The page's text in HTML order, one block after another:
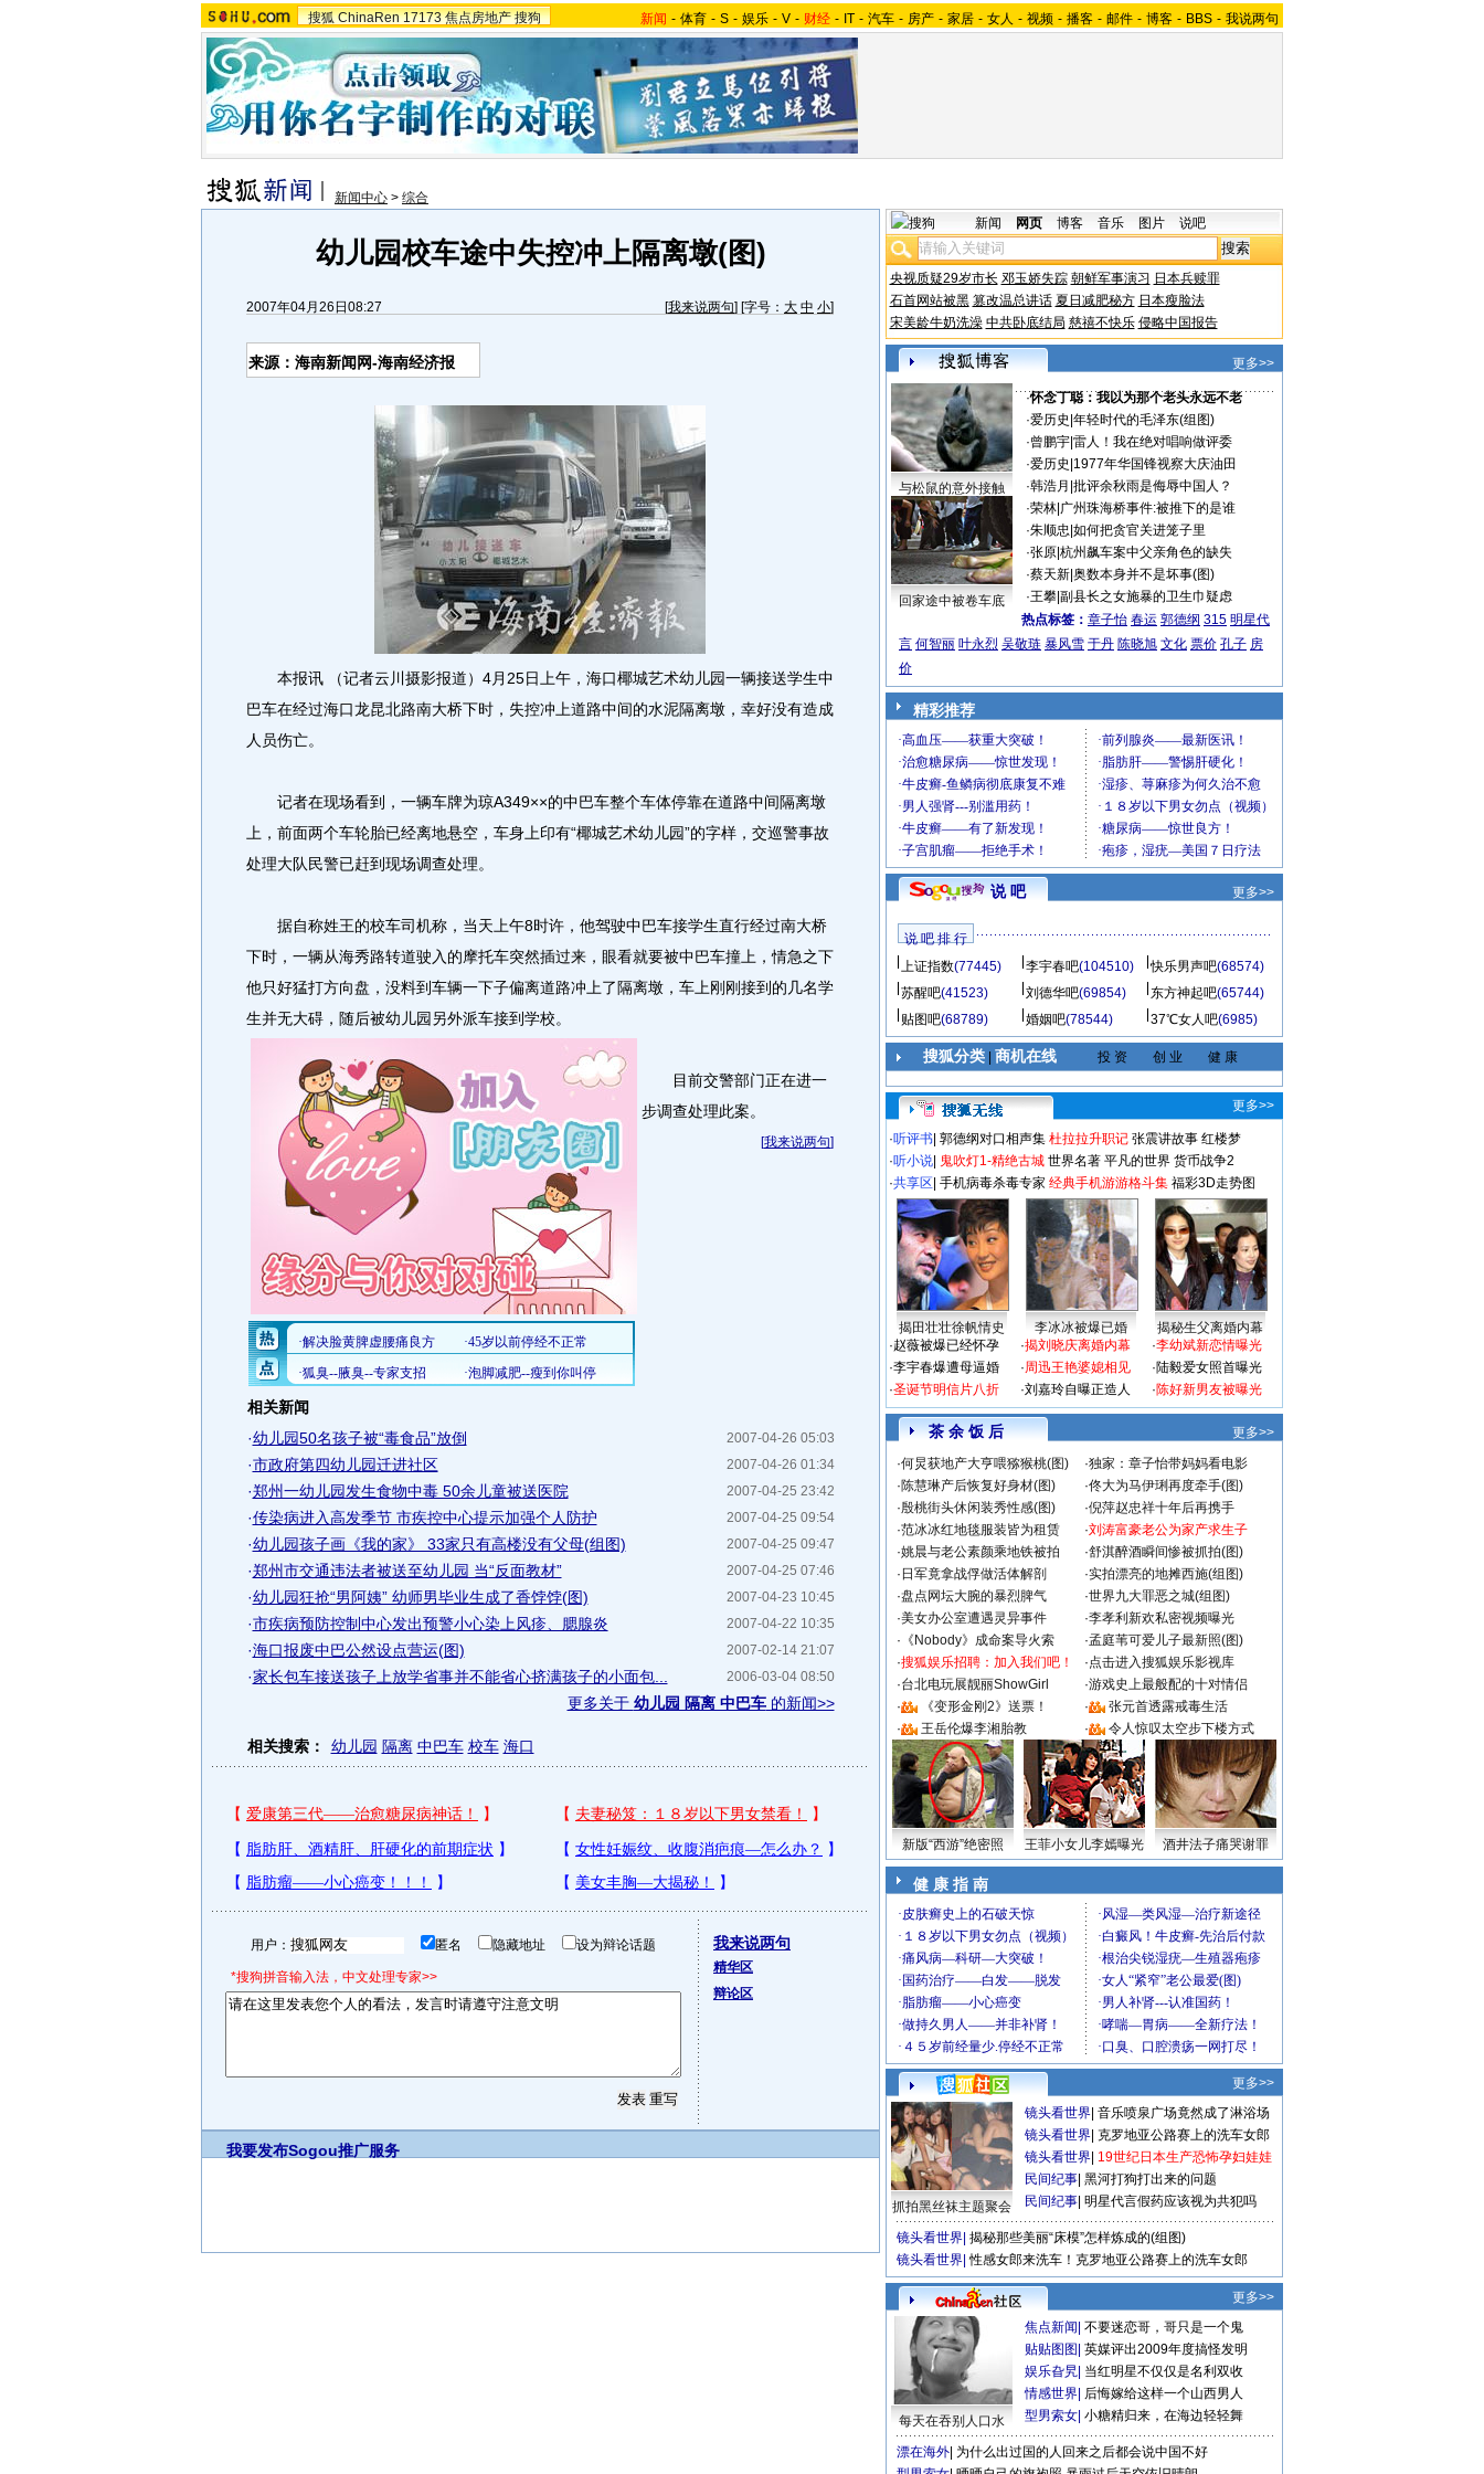
搜狐 ChinaRen 17173 焦点房地产 搜狗 新闻 - 体育 - S - 娱乐 - V - 财经 - IT - 汽车 - 房产 - 家居 - 女人 - 视频 - 播客 - 邮件 - 博客 - BBS - 我说两句
新闻中心 > 综合
幼儿园校车途中失控冲上隔离墩(图)
2007年04月26日08:27 [我来说两句] [字号： 大 中 小]
来源：海南新闻网-海南经济报
本报讯 （记者云川摄影报道）4月25日上午，海口椰城艺术幼儿园一辆接送学生中
巴车在经过海口龙昆北路南大桥下时，失控冲上道路中间的水泥隔离墩，幸好没有造成
人员伤亡。
记者在现场看到，一辆车牌为琼A349××的中巴车整个车体停靠在道路中间隔离墩
上，前面两个车轮胎已经离地悬空，车身上印有“椰城艺术幼儿园”的字样，交巡警事故
处理大队民警已赶到现场调查处理。
据自称姓王的校车司机称，当天上午8时许，他驾驶中巴车接学生直行经过南大桥
下时，一辆从海秀路转道驶入的摩托车突然插过来，眼看就要被中巴车撞上，情急之下
他只好猛打方向盘，没料到车辆一下子偏离道路冲上了隔离墩，车上刚刚接到的几名学
生并无大碍，随后被幼儿园另外派车接到学校。
目前交警部门正在进一
步调查处理此案。
[我来说两句]
相关新闻
2007-04-26 05:03
·幼儿园50名孩子被“毒食品”放倒
2007-04-26 01:34
·市政府第四幼儿园迁进社区
2007-04-25 23:42
·郑州一幼儿园发生食物中毒 50余儿童被送医院
2007-04-25 09:54
·传染病进入高发季节 市疾控中心提示加强个人防护
2007-04-25 09:47
·幼儿园孩子画《我的家》 33家只有高楼没有父母(组图)
2007-04-25 07:46
·郑州市交通违法者被送至幼儿园 当“反面教材”
2007-04-23 10:45
·幼儿园狂抢“男阿姨” 幼师男毕业生成了香饽饽(图)
2007-04-22 10:35
·市疾病预防控制中心发出预警小心染上风疹、腮腺炎
2007-02-14 21:07
·海口报废中巴公然设点营运(图)
2006-03-04 08:50
·家长包车接送孩子上放学省事并不能省心挤满孩子的小面包...
更多关于 幼儿园 隔离 中巴车的新闻>>
相关搜索： 幼儿园 隔离 中巴车 校车 海口
用户： 匿名 隐藏地址 设为辩论话题
*搜狗拼音输入法，中文处理专家>>
我来说两句
精华区
辩论区
我要发布Sogou推广服务
新闻 网页 博客 音乐 图片 说吧
央视质疑29岁市长 邓玉娇失踪 朝鲜军事演习 日本兵赎罪
石首网站被黑 篡改温总讲话 夏日减肥秘方 日本瘦脸法
宋美龄牛奶洗澡 中共卧底结局 慈禧不快乐 侵略中国报告
更多>>
与松鼠的意外接触
回家途中被卷车底
·怀念丁聪：我以为那个老头永远不老
·爱历史 年轻时代的毛泽东(组图)
·曾鹏宇| 雷人！我在绝对唱响做评委
·爱历史 1977年华国锋视察大庆油田
·韩浩月 批评余秋雨是侮辱中国人？
·荣林| 广州珠海桥事件:被推下的是谁
·朱顺忠 如何把贪官关进笼子里
·张原| 杭州飙车案中父亲角色的缺失
·蔡天新| 奥数本身并不是坏事(图)
·王攀| 副县长之女施暴的卫生巾疑虑
热点标签： 章子怡 春运 郭德纲 315 明星代
言 何智丽 叶永烈 吴敬琏 暴风雪 于丹 陈晓旭 文化 票价 孔子 房
价
精彩推荐
说 吧 更多>>
说 吧 排 行
上证指数(77445) 李宇春吧(104510) 快乐男声吧(68574)
苏醒吧(41523) 刘德华吧(69854) 东方神起吧(65744)
贴图吧(68789) 婚姻吧(78544) 37℃女人吧(6985)
搜狐分类| 商机在线 投 资 创 业 健 康
更多>>
·听评书 郭德纲对口相声集 杜拉拉升职记 张震讲故事 红楼梦
·听小说 鬼吹灯1-精绝古城 世界名著 平凡的世界 货币战争2
·共享区 手机病毒杀毒专家 经典手机游游格斗集 福彩3D走势图
揭田壮壮徐帆情史 李冰冰被爆已婚
揭秘生父离婚内幕
·赵薇被爆已经怀孕
·李宇春爆遭母逼婚
·圣诞节明信片八折
·揭刘晓庆离婚内幕
·周迅王艳婆媳相见
·刘嘉玲自曝正造人
·李幼斌新恋情曝光
·陆毅爱女照首曝光
·陈好新男友被曝光
茶 余 饭 后
更多>>
·何炅获地产大亨喂猕猴桃(图) ·独家：章子怡带妈妈看电影
·陈慧琳产后恢复好身材(图) ·佟大为马伊琍再度牵手(图)
·殷桃街头休闲装秀性感(图) ·倪萍赵忠祥十年后再携手
·范冰冰红地毯服装皆为租赁 ·刘涛富豪老公为家产求生子
·姚晨与老公素颜乘地铁被拍 ·舒淇醉酒瞬间惨被抓拍(图)
· 日军竟拿战俘做活体解剖 ·实拍漂亮的地摊西施(组图)
·盘点网坛大腕的暴烈脾气 ·世界九大罪恶之城(组图)
·美女办公室遭遇灵异事件 ·李孝利新欢私密视频曝光
· 《Nobody》成命案导火索 ·孟庭苇可爱儿子最新照(图)
·搜狐娱乐招聘：加入我们吧！ ·点击进入搜狐娱乐影视库
·台北电玩展靓丽ShowGirl ·游戏史上最般配的十对情侣
·
《变形金刚2》送票！ ·
张元首透露戒毒生活
·
王岳伦爆李湘胎教 · 令人惊叹太空步下楼方式
新版“西游”绝密照 王菲小女儿李嫣曝光 酒井法子痛哭谢罪
健 康 指 南
更多>>
抓拍黑丝袜主题聚会
镜头看世界 音乐喷泉广场竟然成了淋浴场
镜头看世界 克罗地亚公路赛上的洗车女郎
镜头看世界 19世纪日本生产恐怖孕妇娃娃
民间纪事 黑河打狗打出来的问题
民间纪事 明星代言假药应该视为共犯吗
镜头看世界 揭秘那些美丽“床模”怎样炼成的(组图)
镜头看世界 性感女郎来洗车！克罗地亚公路赛上的洗车女郎
更多>>
每天在吞别人口水
焦点新闻 不要迷恋哥，哥只是一个鬼
贴贴图图 英媒评出2009年度搞怪发明
娱乐旮旯 当红明星不仅仅是名利双收
情感世界 后悔嫁给这样一个山西男人
型男索女 小糖精归来，在海边轻轻舞
漂在海外 为什么出过国的人回来之后都会说中国不好